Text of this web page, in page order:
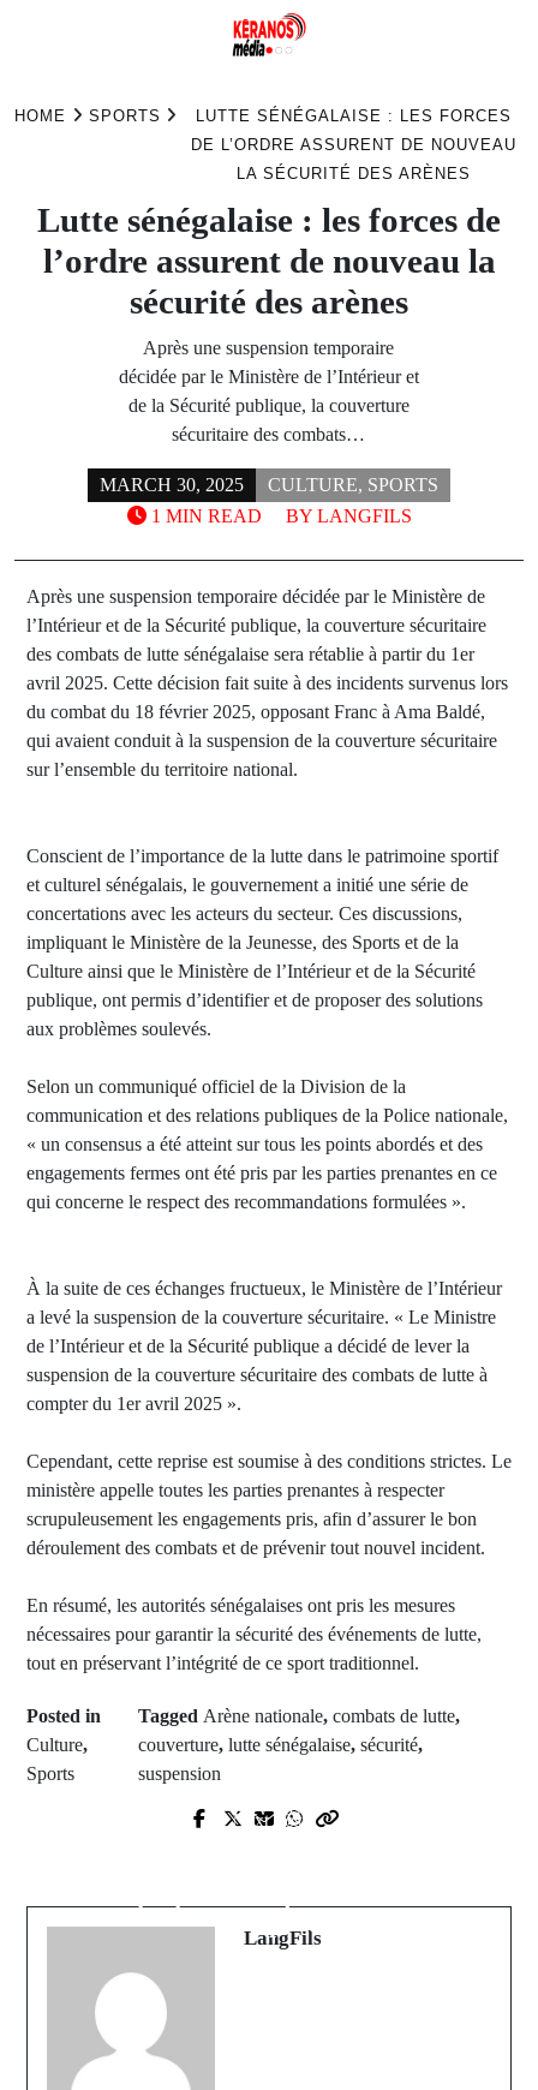
HOME SPORTS
LUTTE SÉNÉGALAISE : LES FORCES
DE L’ORDRE ASSURENT DE NOUVEAU
LA SÉCURITÉ DES ARÈNES
Lutte sénégalaise : les forces de
l’ordre assurent de nouveau la
sécurité des arènes
Après une suspension temporaire
décidée par le Ministère de l’Intérieur et
de la Sécurité publique, la couverture
sécuritaire des combats…
MARCH 30, 2025 CULTURE, SPORTS
BY LANGFILS
1 MIN READ
Après une suspension temporaire décidée par le Ministère de
l’Intérieur et de la Sécurité publique, la couverture sécuritaire
des combats de lutte sénégalaise sera rétablie à partir du 1er
avril 2025. Cette décision fait suite à des incidents survenus lors
du combat du 18 février 2025, opposant Franc à Ama Baldé,
qui avaient conduit à la suspension de la couverture sécuritaire
sur l’ensemble du territoire national.
Conscient de l’importance de la lutte dans le patrimoine sportif
et culturel sénégalais, le gouvernement a initié une série de
concertations avec les acteurs du secteur. Ces discussions,
impliquant le Ministère de la Jeunesse, des Sports et de la
Culture ainsi que le Ministère de l’Intérieur et de la Sécurité
publique, ont permis d’identifier et de proposer des solutions
aux problèmes soulevés.
Selon un communiqué officiel de la Division de la
communication et des relations publiques de la Police nationale,
« un consensus a été atteint sur tous les points abordés et des
engagements fermes ont été pris par les parties prenantes en ce
qui concerne le respect des recommandations formulées ».
À la suite de ces échanges fructueux, le Ministère de l’Intérieur
a levé la suspension de la couverture sécuritaire. « Le Ministre
de l’Intérieur et de la Sécurité publique a décidé de lever la
suspension de la couverture sécuritaire des combats de lutte à
compter du 1er avril 2025 ».
Cependant, cette reprise est soumise à des conditions strictes. Le
ministère appelle toutes les parties prenantes à respecter
scrupuleusement les engagements pris, afin d’assurer le bon
déroulement des combats et de prévenir tout nouvel incident.
En résumé, les autorités sénégalaises ont pris les mesures
nécessaires pour garantir la sécurité des événements de lutte,
tout en préservant l’intégrité de ce sport traditionnel.
Posted in
Culture,
Sports
Tagged Arène nationale,combats de lutte,
couverture,lutte sénégalaise,sécurité,
suspension
Prev Post
les horaires des prières
Next Post
à la paix
LangFils